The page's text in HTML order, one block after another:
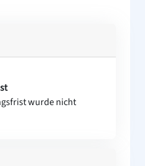
wurde nicht